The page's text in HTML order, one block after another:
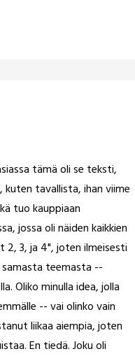
tämä oli se teksti,
kuten tavallista, ihan viime
tuo kauppiaan
jossa oli näiden kaikkien
2, 3, ja 4", joten ilmeisesti
samasta teemasta --
Oliko minulla idea, jolla
-- vai olinko vain
liikaa aiempia, joten
En tiedä. Joku oli